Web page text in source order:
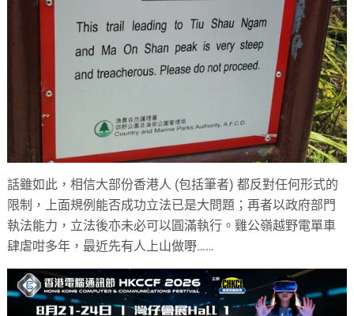
話雖如此，相信大部份香港人 (包括筆者) 都反對任何形式的
限制，上面規例能否成功立法已是大問題；再者以政府部門
執法能力，立法後亦未必可以圓滿執行。雞公嶺越野電單車
肆虐咁多年，最近先有人上山做嘢……